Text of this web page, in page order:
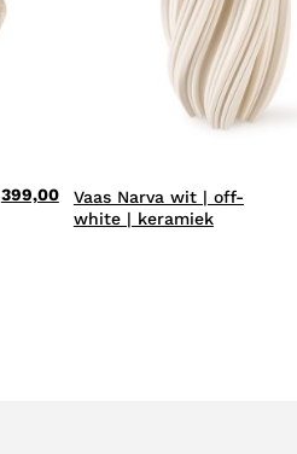
399,00
Vaas Narva wit | off-
white | keramiek